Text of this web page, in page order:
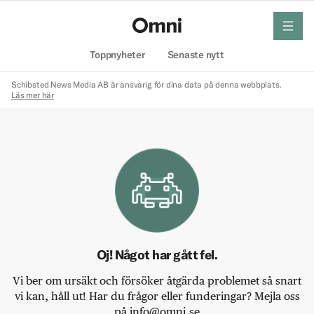
Toppnyheter Senaste nytt
meny
Schibsted News Media AB är ansvarig för dina data på denna webbplats.
Läs mer här
Oj! Något har gått fel.
Vi ber om ursäkt och försöker åtgärda problemet så snart
vi kan, håll ut! Har du frågor eller funderingar? Mejla oss